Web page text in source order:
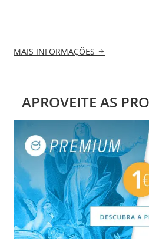
MAIS INFORMAÇÕES
APROVEITE AS